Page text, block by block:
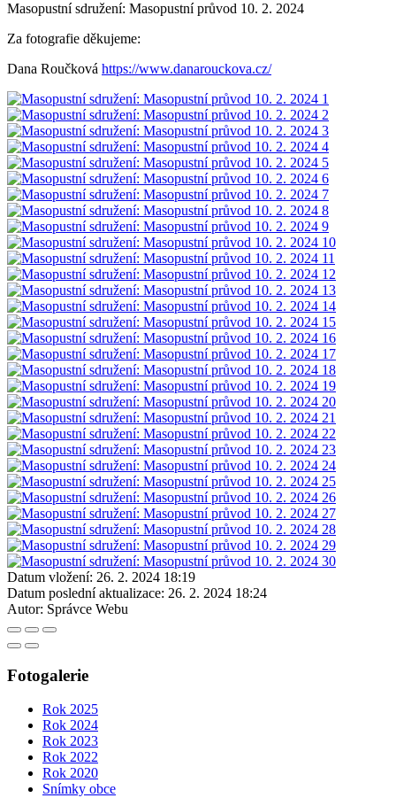
Masopustní sdružení: Masopustní průvod 10. 2. 2024
Za fotografie děkujeme:
Dana Roučková https://www.danarouckova.cz/
Datum vložení: 26. 2. 2024 18:19
Datum poslední aktualizace: 26. 2. 2024 18:24
Autor: Správce Webu
Fotogalerie
Rok 2025
Rok 2024
Rok 2023
Rok 2022
Rok 2020
Snímky obce